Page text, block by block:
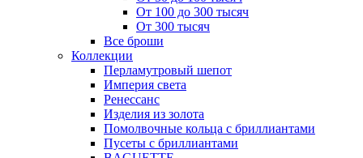
От 100 до 300 тысяч
От 300 тысяч
Все броши
Коллекции
Перламутровый шепот
Империя света
Ренессанс
Изделия из золота
Помолвочные кольца с бриллиантами
Пусеты с бриллиантами